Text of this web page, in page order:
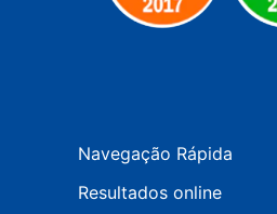
Navegação Rápida
Resultados online